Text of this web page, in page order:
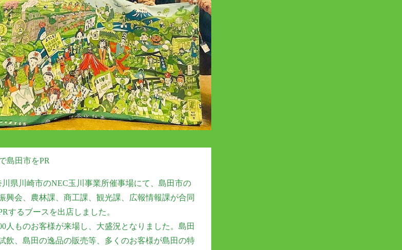
島田市をPR
川県川崎市のNEC玉川事業所催事場にて、島田市の
興会、農林課、商工課、観光課、広報情報課が合同
するブースを出店しました。
人ものお客様が来場し、大盛況となりました。島田
飲、島田の逸品の販売等、多くのお客様が島田の特